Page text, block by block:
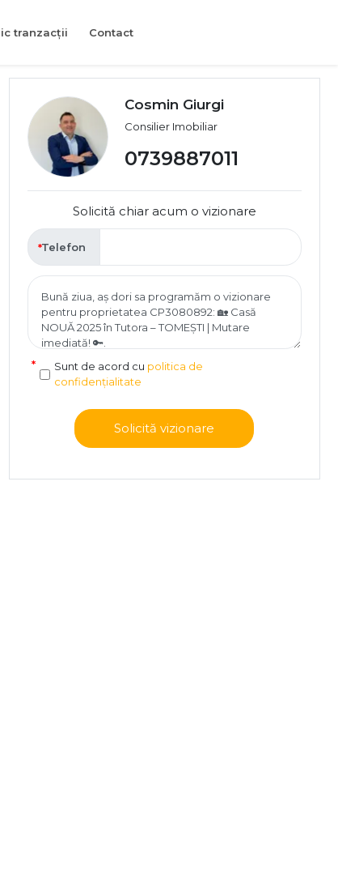
tranzacții Contact
Cosmin Giurgi
Consilier Imobiliar
0739887011
Solicită chiar acum o vizionare
Telefon
Sunt de acord cu politica de
confidențialitate
Solicită vizionare